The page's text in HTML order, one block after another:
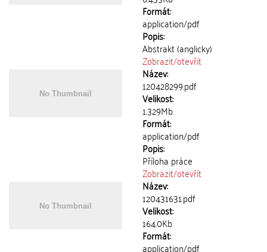
Formát:
application/pdf
Popis:
Abstrakt (anglicky)
Zobrazit/otevřít
Název:
120428299.pdf
Velikost:
1.329Mb
Formát:
application/pdf
Popis:
Příloha práce
Zobrazit/otevřít
Název:
120431631.pdf
Velikost:
164.0Kb
Formát:
application/pdf